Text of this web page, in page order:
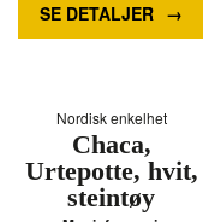
SE DETALJER
Nordisk enkelhet
Chaca,
Urtepotte, hvit,
steintøy